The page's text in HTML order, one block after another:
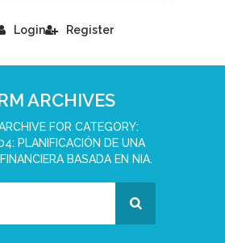
Login Register
ARCHIVES
FOR CATEGORY:
PLANIFICACIÓN DE UNA
BASADA EN NIA.